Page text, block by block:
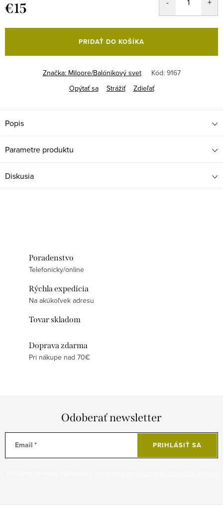
€15
cena:
PRIDAŤ DO KOŠÍKA
Značka: Miloore/Balónikový svet Kód: 9167
Opýtať sa
Strážiť Zdieľať
Popis
Parametre produktu
Diskusia
Poradenstvo
Telefonicky/online
Rýchla expedícia
Na akúkoľvek adresu
Tovar skladom
Doprava zdarma
Pri nákupe nad 70€
Odoberať newsletter
Email PRIHLÁSIŤ SA